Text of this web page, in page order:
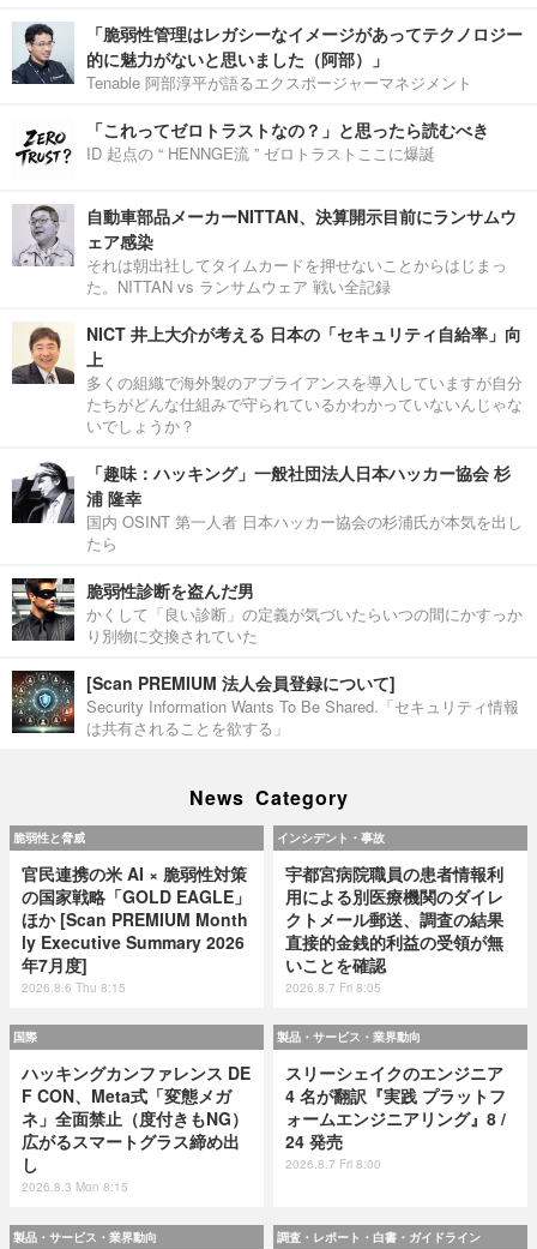
「脆弱性管理はレガシーなイメージがあってテクノロジー
的に魅力がないと思いました（阿部）」
Tenable 阿部淳平が語るエクスポージャーマネジメント
「これってゼロトラストなの？」と思ったら読むべき
ID 起点の “ HENNGE流 ” ゼロトラストここに爆誕
自動車部品メーカーNITTAN、決算開示目前にランサムウ
ェア感染
それは朝出社してタイムカードを押せないことからはじまっ
た。NITTAN vs ランサムウェア 戦い全記録
NICT 井上大介が考える 日本の「セキュリティ自給率」向
上
多くの組織で海外製のアプライアンスを導入していますが自分
たちがどんな仕組みで守られているかわかっていないんじゃな
いでしょうか？
「趣味：ハッキング」一般社団法人日本ハッカー協会 杉
浦 隆幸
国内 OSINT 第一人者 日本ハッカー協会の杉浦氏が本気を出し
たら
脆弱性診断を盗んだ男
かくして「良い診断」の定義が気づいたらいつの間にかすっか
り別物に交換されていた
[Scan PREMIUM 法人会員登録について]
Security Information Wants To Be Shared.「セキュリティ情報
は共有されることを欲する」
News Category
脆弱性と脅威
官民連携の米 AI × 脆弱性対策
の国家戦略「GOLD EAGLE」
ほか [Scan PREMIUM Month
ly Executive Summary 2026
年7月度]
2026.8.6 Thu 8:15
インシデント・事故
宇都宮病院職員の患者情報利
用による別医療機関のダイレ
クトメール郵送、調査の結果
直接的金銭的利益の受領が無
いことを確認
2026.8.7 Fri 8:05
国際
ハッキングカンファレンス DE
F CON、Meta式「変態メガ
ネ」全面禁止（度付きもNG）
広がるスマートグラス締め出
し
2026.8.3 Mon 8:15
製品・サービス・業界動向
スリーシェイクのエンジニア
4 名が翻訳『実践 プラットフ
ォームエンジニアリング』8 /
24 発売
2026.8.7 Fri 8:00
製品・サービス・業界動向 調査・レポート・白書・ガイドライン